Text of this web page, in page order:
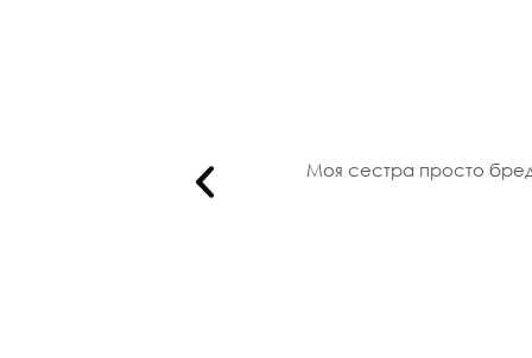
Моя сестра просто